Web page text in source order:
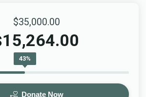
$35,000.00
15,264.00
43%
Donate Now